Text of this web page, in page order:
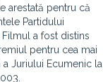
arestată pentru că
Partidului
a fost distins
pentru cea mai
Juriului Ecumenic la